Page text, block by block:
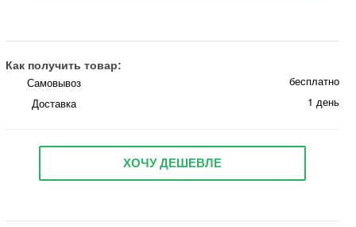
Как получить товар:
Самовывоз
бесплатно
Доставка
1 день
ХОЧУ ДЕШЕВЛЕ